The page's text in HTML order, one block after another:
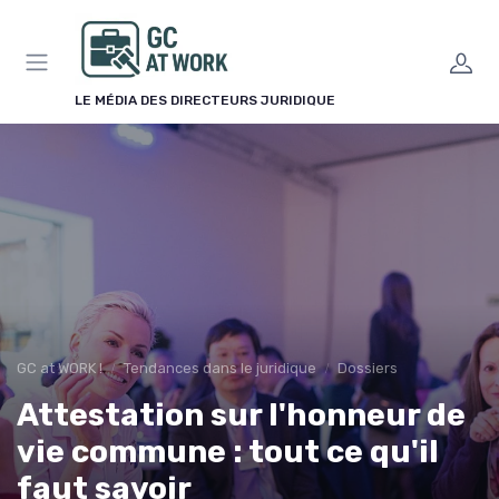
LE MÉDIA DES DIRECTEURS JURIDIQUE
GC at WORK ! Tendances dans le juridique Dossiers
Attestation sur l'honneur de
vie commune : tout ce qu'il
faut savoir